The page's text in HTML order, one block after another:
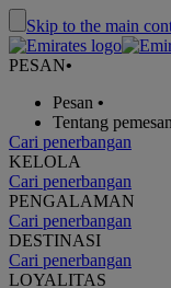
Skip to the main
PESAN•
Pesan •
Tentang
Cari penerbangan
KELOLA
Cari penerbangan
PENGALAMAN
Cari penerbangan
DESTINASI
Cari penerbangan
LOYALITAS